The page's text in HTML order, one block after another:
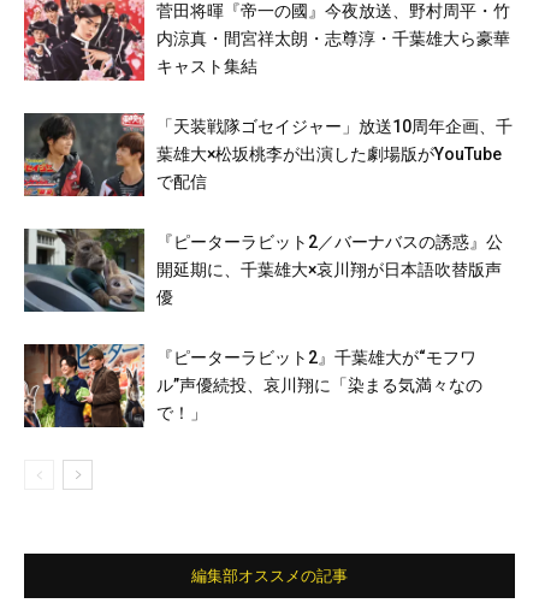
菅田将暉『帝一の國』今夜放送、野村周平・竹
内涼真・間宮祥太朗・志尊淳・千葉雄大ら豪華
キャスト集結
「天装戦隊ゴセイジャー」放送10周年企画、千
葉雄大×松坂桃李が出演した劇場版がYouTube
で配信
『ピーターラビット2／バーナバスの誘惑』公
開延期に、千葉雄大×哀川翔が日本語吹替版声
優
『ピーターラビット2』千葉雄大が“モフワ
ル”声優続投、哀川翔に「染まる気満々なの
で！」
編集部オススメの記事